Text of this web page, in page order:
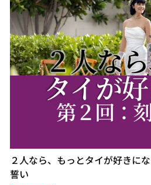
２人なら、もっとタイが好きに
誓い